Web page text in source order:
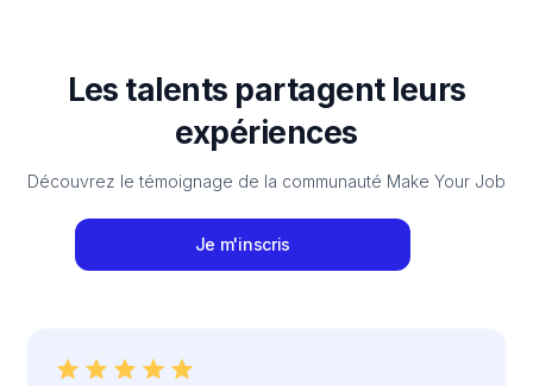
Les talents partagent leurs
expériences
Découvrez le témoignage de la communauté Make Your Job
Je m'inscris